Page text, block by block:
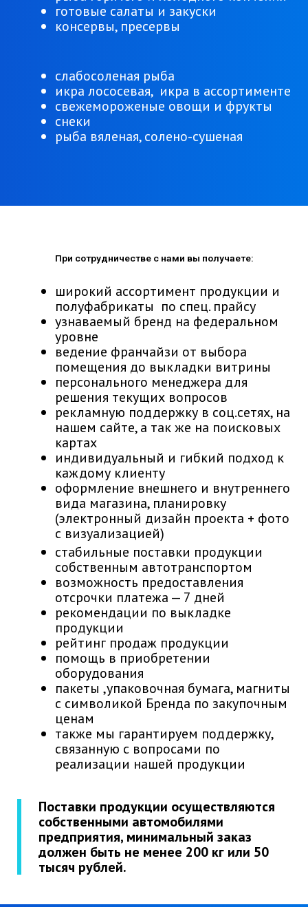
готовые салаты и закуски
консервы, пресервы
слабосоленая рыба
икра лососевая, икра в ассортименте
свежемороженые овощи и фрукты
снеки
рыба вяленая, солено-сушеная
При сотрудничестве с нами вы получаете:
широкий ассортимент продукции и
полуфабрикаты по спец. прайсу
узнаваемый бренд на федеральном
уровне
ведение франчайзи от выбора
помещения до выкладки витрины
персонального менеджера для
решения текущих вопросов
рекламную поддержку в соц.сетях, на
нашем сайте, а так же на поисковых
картах
индивидуальный и гибкий подход к
каждому клиенту
оформление внешнего и внутреннего
вида магазина, планировку
(электронный дизайн проекта + фото
с визуализацией)
стабильные поставки продукции
собственным автотранспортом
возможность предоставления
отсрочки платежа — 7 дней
рекомендации по выкладке
продукции
рейтинг продаж продукции
помощь в приобретении
оборудования
пакеты ,упаковочная бумага, магниты
с символикой Бренда по закупочным
ценам
также мы гарантируем поддержку,
связанную с вопросами по
реализации нашей продукции
Поставки продукции осуществляются
собственными автомобилями
предприятия, минимальный заказ
должен быть не менее 200 кг или 50
тысяч рублей.